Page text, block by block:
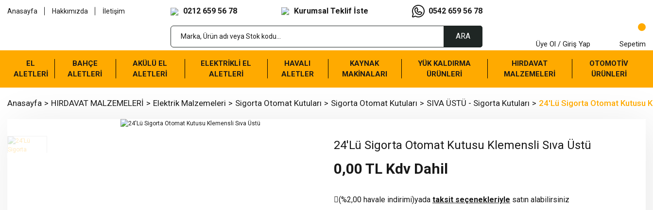
Anasayfa Hakkımızda İletişim 0212 659 56 78 Kurumsal Teklif İste 0542 659 56 78
ARA
Üye Ol / Giriş Yap Sepetim
EL
ALETLERİ
BAHÇE
ALETLERİ
AKÜLÜ EL
ALETLERİ
ELEKTRİKLİ EL
ALETLERİ
HAVALI
ALETLER
KAYNAK
MAKİNALARI
YÜK KALDIRMA
ÜRÜNLERİ
HIRDAVAT
MALZEMELERİ
OTOMOTİV
ÜRÜNLERİ
Anasayfa HIRDAVAT MALZEMELERİ Elektrik Malzemeleri Sigorta Otomat Kutuları Sigorta Otomat Kutuları SIVA ÜSTÜ - Sigorta Kutuları 24'Lü Sigorta Otomat Kutusu
24'Lü Sigorta Otomat Kutusu Klemensli Sıva Üstü
0,00 TL Kdv Dahil
(%2,00 havale indirimi)yada taksit seçenekleriyle satın alabilirsiniz